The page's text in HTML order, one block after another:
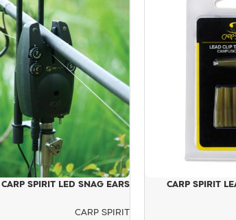
CARP SPIRIT
CARP SPIRIT LED SNAG EARS
CARP SPIRIT